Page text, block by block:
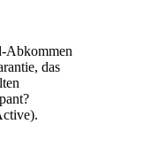
Abkommen
das